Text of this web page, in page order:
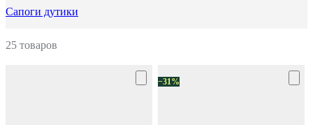
Сапоги дутики
25 товаров
−31%